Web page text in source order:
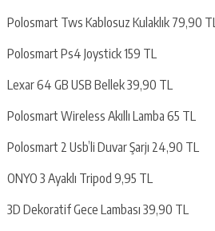
Polosmart Tws Kablosuz Kulaklık 79,90 TL
Polosmart Ps4 Joystick 159 TL
Lexar 64 GB USB Bellek 39,90 TL
Polosmart Wireless Akıllı Lamba 65 TL
Polosmart 2 Usb’li Duvar Şarjı 24,90 TL
ONYO 3 Ayaklı Tripod 9,95 TL
3D Dekoratif Gece Lambası 39,90 TL